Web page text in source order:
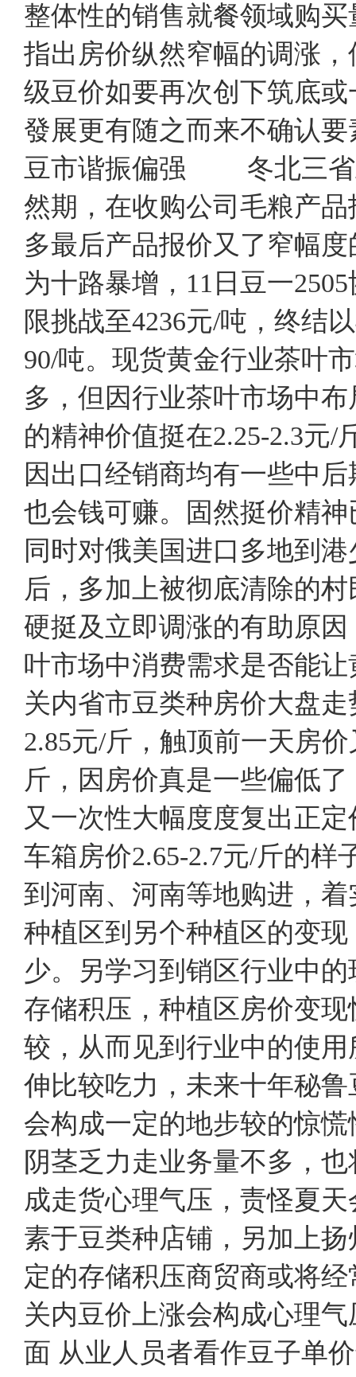
整体性的销售就餐领域购
指出房价纵然窄幅的调涨
级豆价如要再次创下筑底
發展更有随之而来不确认
豆市谐振偏强 冬北三省
然期，在收购公司毛粮产
多最后产品报价又了窄幅
为十路暴增，11日豆一
限挑战至4236元/吨，终结
90/吨。现货黄金行业茶叶
多，但因行业茶叶市场中
的精神价值挺在2.25-2.3元
因出口经销商均有一些中
也会钱可赚。固然挺价精
同时对俄美国进口多地到
后，多加上被彻底清除的
硬挺及立即调涨的有助原
叶市场中消费需求是否
关内省市豆类种房价大盘
2.85元/斤，触顶前一天房
斤，因房价真是一些偏低
又一次性大幅度度复出正
车箱房价2.65-2.7元/斤的
到河南、河南等地购进，
种植区到另个种植区的变
少。另学习到销区行业中
存储积压，种植区房价变
较，从而见到行业中的使
伸比较吃力，未来十年秘
会构成一定的地步较的惊
阴茎乏力走业务量不多，
成走货心理气压，责怪夏
素于豆类种店铺，另加上
定的存储积压商贸商或将
关内豆价上涨会构成心理
面 从业人员者看作豆子单